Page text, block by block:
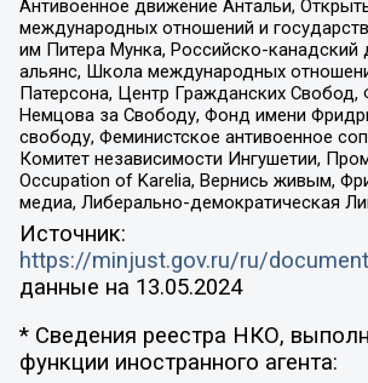
Антивоенное движение Антальи,
международных отношений и
им Питера Мунка, Российско-канадский
альянс, Школа международных
Патерсона, Центр Гражданских
Немцова за Свободу, Фонд имени
свободу, Феминистское антивоенное
Комитет независимости Ингушетии,
Occupation of Karelia, Вернись живым,
медиа, Либерально-демократическая
Источник:
https://minjust.gov.ru/ru/
данные на 13.05.2024
* Сведения реестра НКО,
функции иностранного агента: